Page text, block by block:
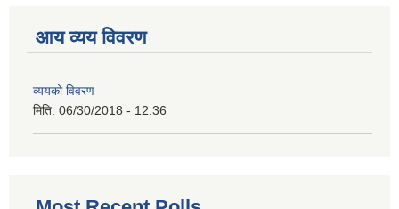
आय व्यय विवरण
व्ययको विवरण
मिति: 06/30/2018 - 12:36